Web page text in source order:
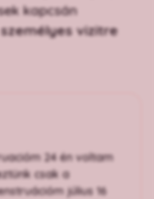
kapcsán
személyes vizitre
24 én voltam
csak a
július 16